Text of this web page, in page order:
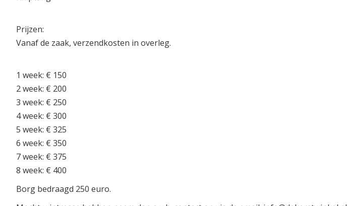
Prijzen:
Vanaf de zaak, verzendkosten in overleg.
1 week: € 150
2 week: € 200
3 week: € 250
4 week: € 300
5 week: € 325
6 week: € 350
7 week: € 375
8 week: € 400
Borg bedraagd 250 euro.